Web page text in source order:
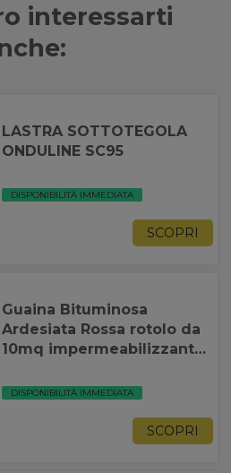
interessarti
LASTRA SOTTOTEGOLA
ONDULINE SC95
DISPONIBILITÀ IMMEDIATA
SCOPRI
Guaina Bituminosa
Ardesiata Rossa rotolo da
10mq impermeabilizzante
DISPONIBILITÀ IMMEDIATA
SCOPRI